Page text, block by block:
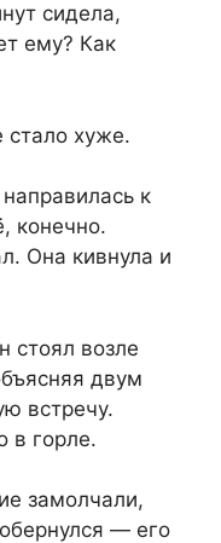
сидела,
ему? Как
хуже.
к
конечно.
Она кивнула и
стоял возле
двум
встречу.
в горле.
замолчали,
— его